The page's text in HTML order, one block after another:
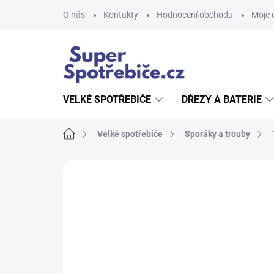
O nás Kontakty Hodnocení obchodu Moje
VELKÉ SPOTŘEBIČE DŘEZY A BATERIE
Domů Velké spotřebiče Sporáky a trouby